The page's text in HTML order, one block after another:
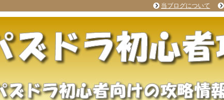
当ブログについて